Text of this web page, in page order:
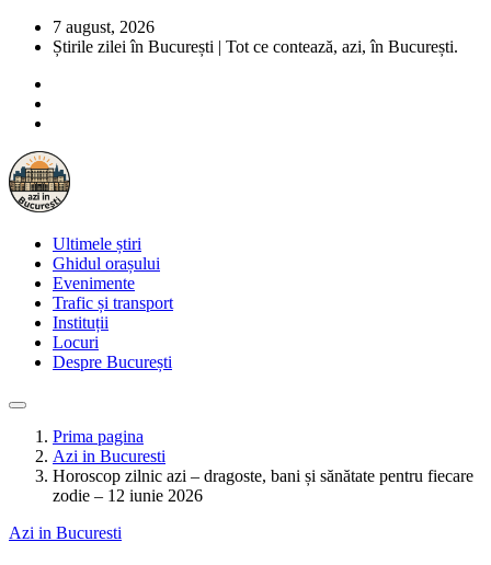
7 august, 2026
Știrile zilei în București | Tot ce contează, azi, în București.
Ultimele știri
Ghidul orașului
Evenimente
Trafic și transport
Instituții
Locuri
Despre București
Prima pagina
Azi in Bucuresti
Horoscop zilnic azi – dragoste, bani și sănătate pentru fiecare
zodie – 12 iunie 2026
Azi in Bucuresti